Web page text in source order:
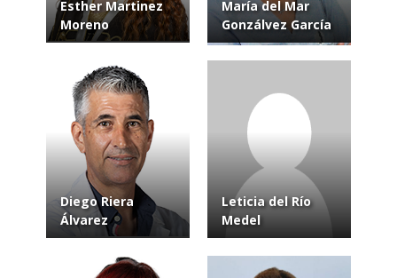
Esther Martinez
Moreno
María del Mar
Gonzálvez García
Diego Riera
Álvarez
Leticia del Río
Medel